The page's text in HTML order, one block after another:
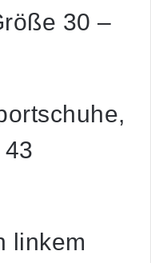
30 –
linkem